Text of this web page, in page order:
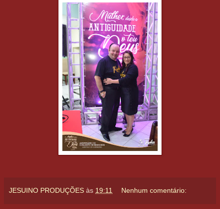
JESUINO PRODUÇÕES às 19:11 Nenhum comentário: